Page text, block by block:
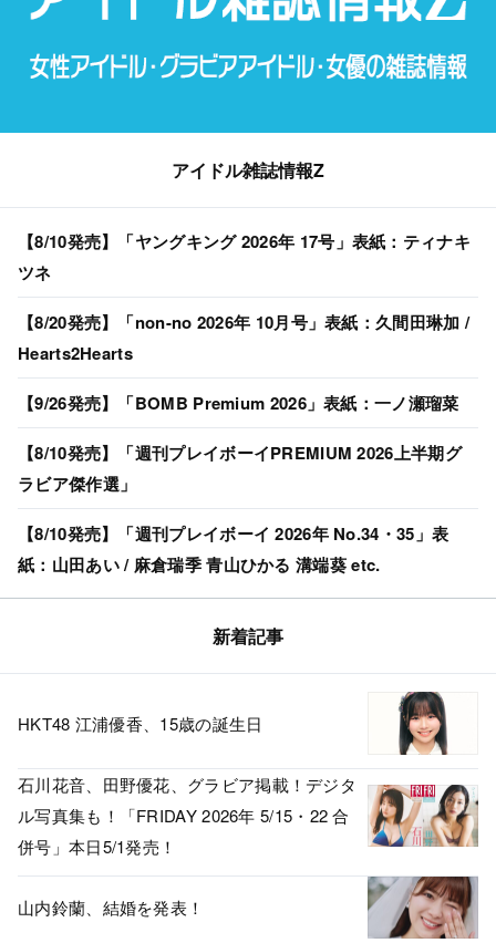
アイドル雑誌情報Z
【8/10発売】「ヤングキング 2026年 17号」表紙：ティナキ
ツネ
【8/20発売】「non-no 2026年 10月号」表紙：久間田琳加 /
Hearts2Hearts
【9/26発売】「BOMB Premium 2026」表紙：一ノ瀬瑠菜
【8/10発売】「週刊プレイボーイPREMIUM 2026上半期グ
ラビア傑作選」
【8/10発売】「週刊プレイボーイ 2026年 No.34・35」表
紙：山田あい / 麻倉瑞季 青山ひかる 溝端葵 etc.
新着記事
HKT48 江浦優香、15歳の誕生日
石川花音、田野優花、グラビア掲載！デジタ
ル写真集も！「FRIDAY 2026年 5/15・22 合
併号」本日5/1発売！
山内鈴蘭、結婚を発表！